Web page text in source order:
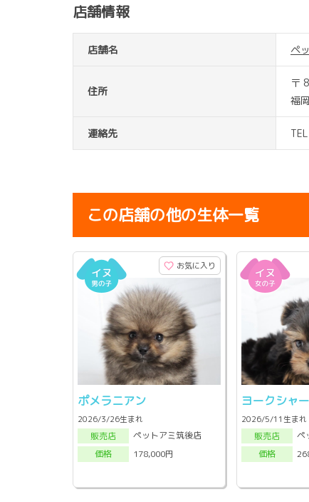
店舗情報
店舗名 ペ
住所
〒
福
連絡先
この店舗の他の生体一覧
お気に入り
ポメラニアン
2026/3/26生まれ
販売店
ペットアミ筑後店
価格
178,000円
ヨークシャ
2026/5/11生まれ
販売店
ペ
価格